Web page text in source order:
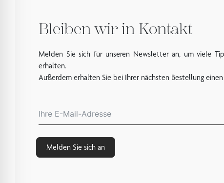
Bleiben wir in Kontakt
Melden Sie sich für unseren Newsletter an, um viele
erhalten.
Außerdem erhalten Sie bei Ihrer nächsten Bestellung
Melden Sie sich an